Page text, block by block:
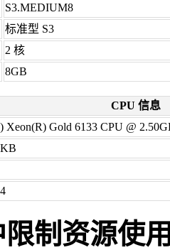
S3.MEDIUM8
标准型 S3
2 核
8GB
CPU 信息
Xeon(R) Gold 6133 CPU @
制资源使